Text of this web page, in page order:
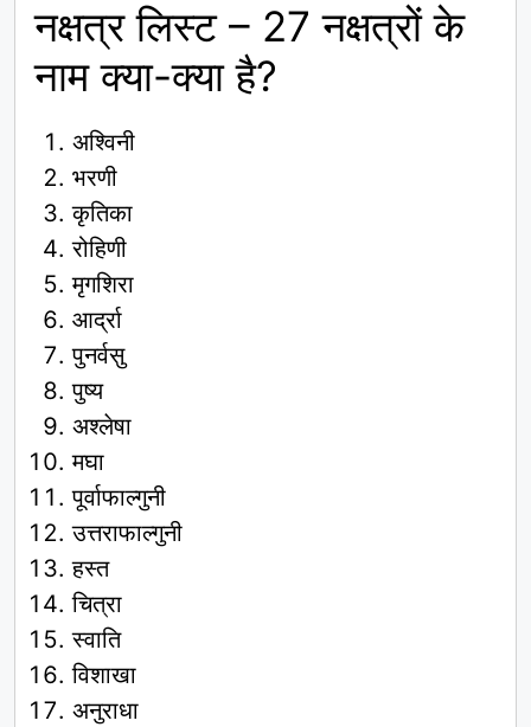
नक्षत्र लिस्ट – 27 नक्षत्रों के
नाम क्या-क्या है?
अश्विनी
भरणी
कृतिका
रोहिणी
मृगशिरा
आर्द्रा
पुनर्वसु
पुष्य
अश्लेषा
मघा
पूर्वाफाल्गुनी
उत्तराफाल्गुनी
हस्त
चित्रा
स्वाति
विशाखा
अनुराधा